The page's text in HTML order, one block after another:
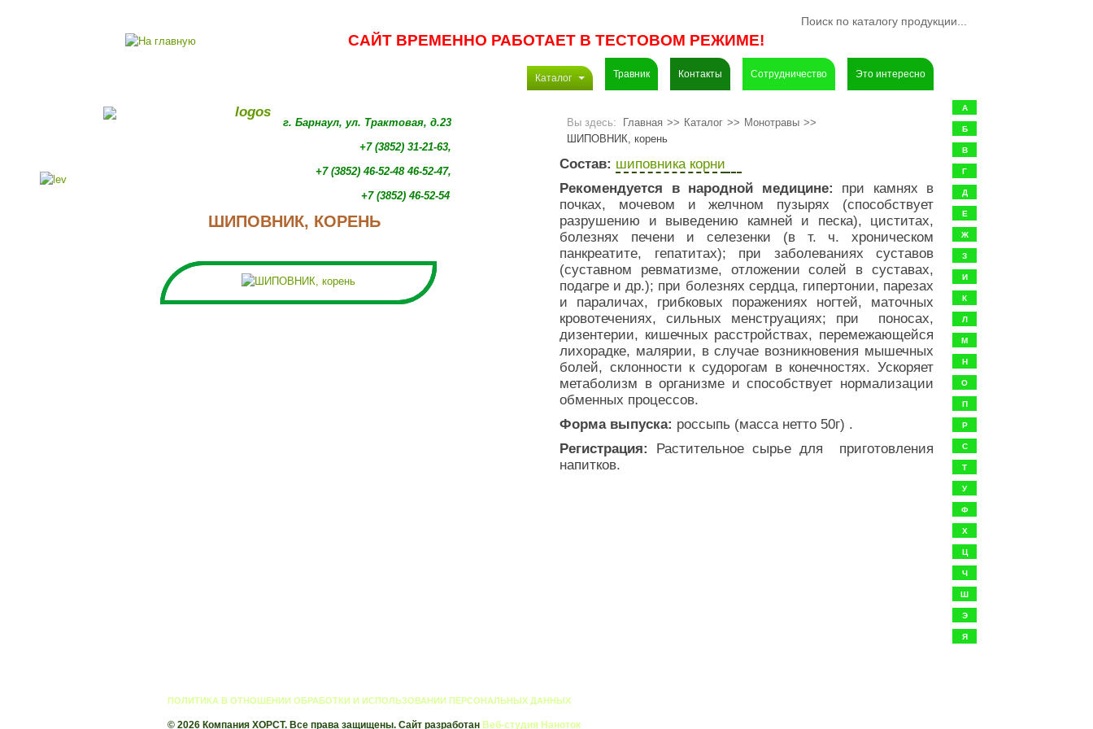
САЙТ ВРЕМЕННО РАБОТАЕТ В ТЕСТОВОМ РЕЖИМЕ!
Каталог Травник Контакты Сотрудничество Это интересно
ШИПОВНИК, КОРЕНЬ
Состав: шиповника корни
Рекомендуется в народной медицине: при камнях в
почках, мочевом и желчном пузырях (способствует
разрушению и выведению камней и песка), циститах,
болезнях печени и селезенки (в т. ч. хроническом
панкреатите, гепатитах); при заболеваниях суставов
(суставном ревматизме, отложении солей в суставах,
подагре и др.); при болезнях сердца, гипертонии, парезах
и параличах, грибковых поражениях ногтей, маточных
кровотечениях, сильных менструациях; при поносах,
дизентерии, кишечных расстройствах, перемежающейся
лихорадке, малярии, в случае возникновения мышечных
болей, склонности к судорогам в конечностях. Ускоряет
метаболизм в организме и способствует нормализации
обменных процессов.
Форма выпуска: россыпь (масса нетто 50г) .
Регистрация: Растительное сырье для приготовления
напитков.
г. Барнаул, ул. Трактовая, д.23
+7 (3852) 31-21-63,
+7 (3852) 46-52-48 46-52-47,
+7 (3852) 46-52-54
Вы здесь: Главная >> Каталог >> Монотравы >>
ШИПОВНИК, корень
А
Б
В
Г
Д
Е
Ж
З
И
К
Л
М
Н
О
П
Р
С
Т
У
Ф
Х
Ц
Ч
Ш
Э
Я
ПОЛИТИКА В ОТНОШЕНИИ ОБРАБОТКИ И ИСПОЛЬЗОВАНИИ ПЕРСОНАЛЬНЫХ ДАННЫХ
© 2026 Компания ХОРСТ. Все права защищены. Сайт разработан Веб-студия Наноток